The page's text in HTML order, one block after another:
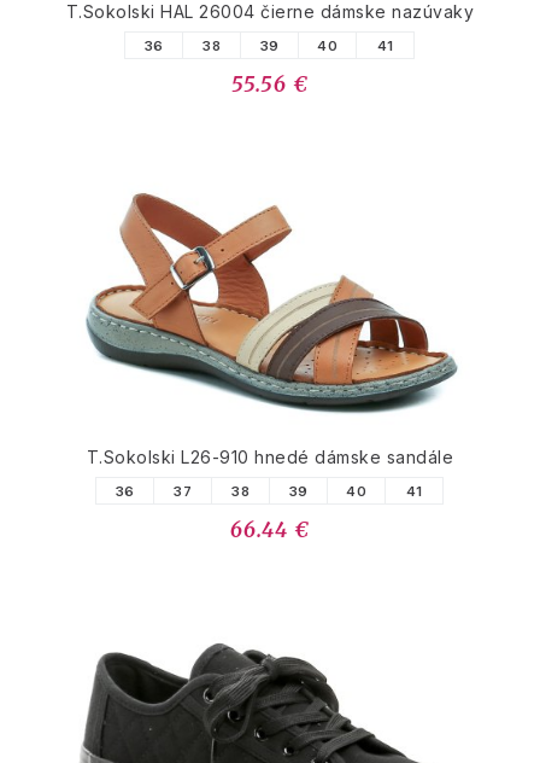
T.Sokolski HAL 26004 čierne dámske nazúvaky
36 38 39 40 41
55.56 €
T.Sokolski L26-910 hnedé dámske sandále
36 37 38 39 40 41
66.44 €